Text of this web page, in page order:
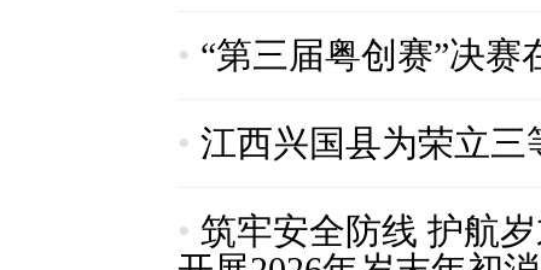
• “第三届粤创赛”决赛
• 江西兴国县为荣立
• 筑牢安全防线 护航